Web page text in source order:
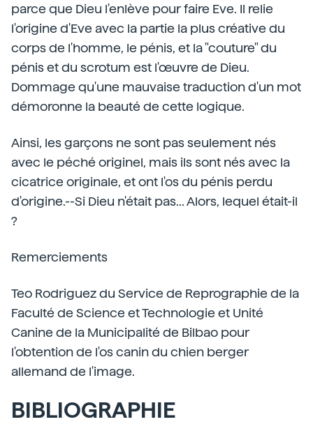
parce que Dieu l'enlève pour faire Eve. Il relie
l'origine d'Eve avec la partie la plus créative du
corps de l'homme, le pénis, et la "couture" du
pénis et du scrotum est l'œuvre de Dieu.
Dommage qu'une mauvaise traduction d'un mot
démoronne la beauté de cette logique.
Ainsi, les garçons ne sont pas seulement nés
avec le péché originel, mais ils sont nés avec la
cicatrice originale, et ont l'os du pénis perdu
d'origine.--Si Dieu n'était pas... Alors, lequel était-il
?
Remerciements
Teo Rodriguez du Service de Reprographie de la
Faculté de Science et Technologie et Unité
Canine de la Municipalité de Bilbao pour
l'obtention de l'os canin du chien berger
allemand de l'image.
BIBLIOGRAPHIE